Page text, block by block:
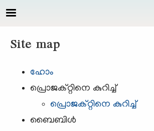
Skip to main content
Site map
ഹോം
പ്രൊജക്റ്റിനെ കുറിച്ച്
പ്രൊജക്റ്റിനെ കുറിച്ച്
ബൈബിള്‍